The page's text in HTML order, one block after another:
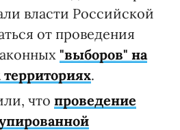
власти Российской
от проведения
"выборов" на
.
что проведение